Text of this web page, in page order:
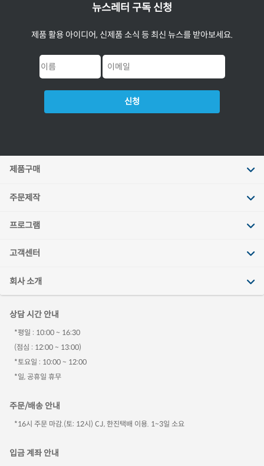
뉴스레터 구독 신청
제품 활용 아이디어, 신제품 소식 등 최신 뉴스를 받아보세요.
신청
제품구매
주문제작
프로그램
고객센터
회사 소개
상담 시간 안내
*평일 : 10:00 ~ 16:30
(점심 : 12:00 ~ 13:00)
*토요일 : 10:00 ~ 12:00
*일, 공휴일 휴무
주문/배송 안내
*16시 주문 마감.(토: 12시) CJ, 한진택배 이용. 1~3일 소요
입금 계좌 안내